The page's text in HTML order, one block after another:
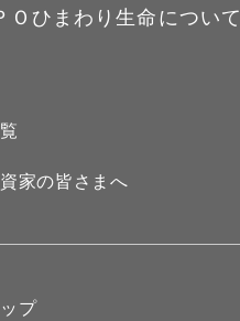
Ｏひまわり生命について
家の皆さまへ
プ